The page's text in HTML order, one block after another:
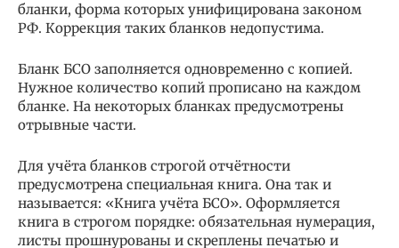
бланки, форма которых унифицирована законом
РФ. Коррекция таких бланков недопустима.
Бланк БСО заполняется одновременно с копией.
Нужное количество копий прописано на каждом
бланке. На некоторых бланках предусмотрены
отрывные части.
Для учёта бланков строгой отчётности
предусмотрена специальная книга. Она так и
называется: «Книга учёта БСО». Оформляется
книга в строгом порядке: обязательная нумерация,
листы прошнурованы и скреплены печатью и